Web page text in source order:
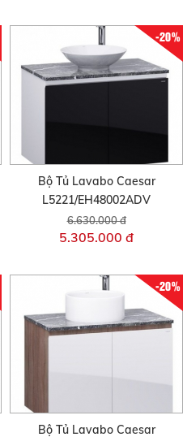
-20%
Bộ Tủ Lavabo Caesar
L5221/EH48002ADV
6.630.000 đ
5.305.000 đ
-20%
Bộ Tủ Lavabo Caesar